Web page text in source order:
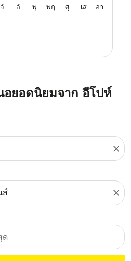
จั อั พุ พฤ ศุ เส อา
อยอดนิยมจาก อีโปห์
close
close